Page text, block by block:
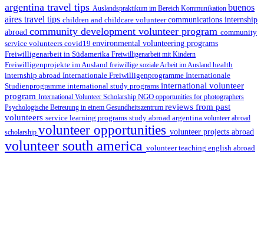
argentina travel tips Auslandspraktikum im Bereich Kommunikation buenos
aires travel tips children and childcare volunteercommunications internship
abroad community development volunteer program community
service volunteers covid19 environmental volunteering programs
Freiwilligenarbeit in Südamerika Freiwilligenarbeit mit Kindern
Freiwilligenprojekte im Ausland freiwillige soziale Arbeit im Ausland health
internship abroad Internationale Freiwilligenprogramme Internationale
Studienprogramme international study programs international volunteer
program International Volunteer Scholarship NGO opportunities for photographers
Psychologische Betreuung in einem Gesundheitszentrum reviews from past
volunteers service learning programs study abroad argentina volunteer abroad
scholarship volunteer opportunities volunteer projects abroad
volunteer south america volunteer teaching english abroad